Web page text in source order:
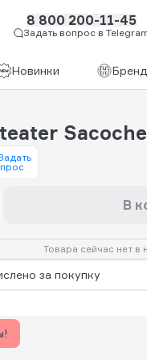
8 800 200-11-45
Задать вопрос в
Новинки
В
Товара сейчас нет в
за покупку